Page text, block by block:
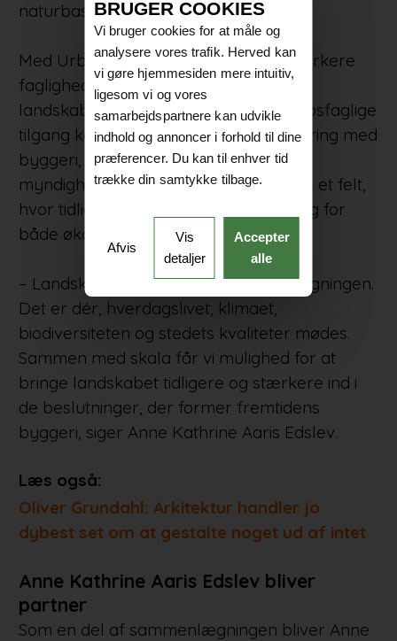
naturbaserede løsninger.
Med Urbanlab nordic får skala en stærkere
faglighed i samspillet mellem bygning,
landskab, byliv og natur. Den landskabsfaglige
tilgang kobles tæt til tegnestuens erfaring med
byggeri, transformation,
myndighedsprocesser og realisering – et felt,
hvor tidlige valg ofte får stor betydning for
både økonomi, kvalitet og drift.
– Landskabet er ikke pynt omkring bygningen.
Det er dér, hverdagslivet, klimaet,
biodiversiteten og stedets kvaliteter mødes.
Sammen med skala får vi mulighed for at
bringe landskabet tidligere og stærkere ind i
de beslutninger, der former fremtidens
byggeri, siger Anne Kathrine Aaris Edslev.
Læs også:
Oliver Grundahl: Arkitektur handler jo
dybest set om at gestalte noget ud af intet
Anne Kathrine Aaris Edslev bliver
partner
Som en del af sammenlægningen bliver Anne
BRUGER COOKIES
Vi bruger cookies for at måle og
analysere vores trafik. Herved kan
vi gøre hjemmesiden mere intuitiv,
ligesom vi og vores
samarbejdspartnere kan udvikle
indhold og annoncer i forhold til dine
præferencer. Du kan til enhver tid
trække din samtykke tilbage.
Afvis
Vis
detaljer
Accepter
alle